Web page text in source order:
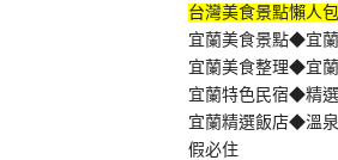
台灣美食景點懶人包
宜蘭美食景點◆宜
宜蘭美食整理◆宜
宜蘭特色民宿◆精
宜蘭精選飯店◆溫
假必住